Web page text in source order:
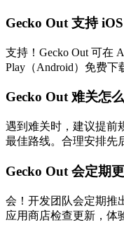
Gecko Out 支持
支持！Gecko Out 可在
Play（Android）免费下
Gecko Out 难关怎
遇到难关时，建议提前
最佳路线。合理安排先
Gecko Out 会定期
会！开发团队会定期推
应用商店检查更新，体